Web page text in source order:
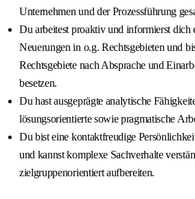
Unternehmen und der Prozessführung
Du arbeitest proaktiv und informierst dich
Neuerungen in o.g. Rechtsgebieten und
Rechtsgebiete nach Absprache und
besetzen.
Du hast ausgeprägte analytische
lösungsorientierte sowie pragmatische
Du bist eine kontaktfreudige
und kannst komplexe Sachverhalte
zielgruppenorientiert aufbereiten.